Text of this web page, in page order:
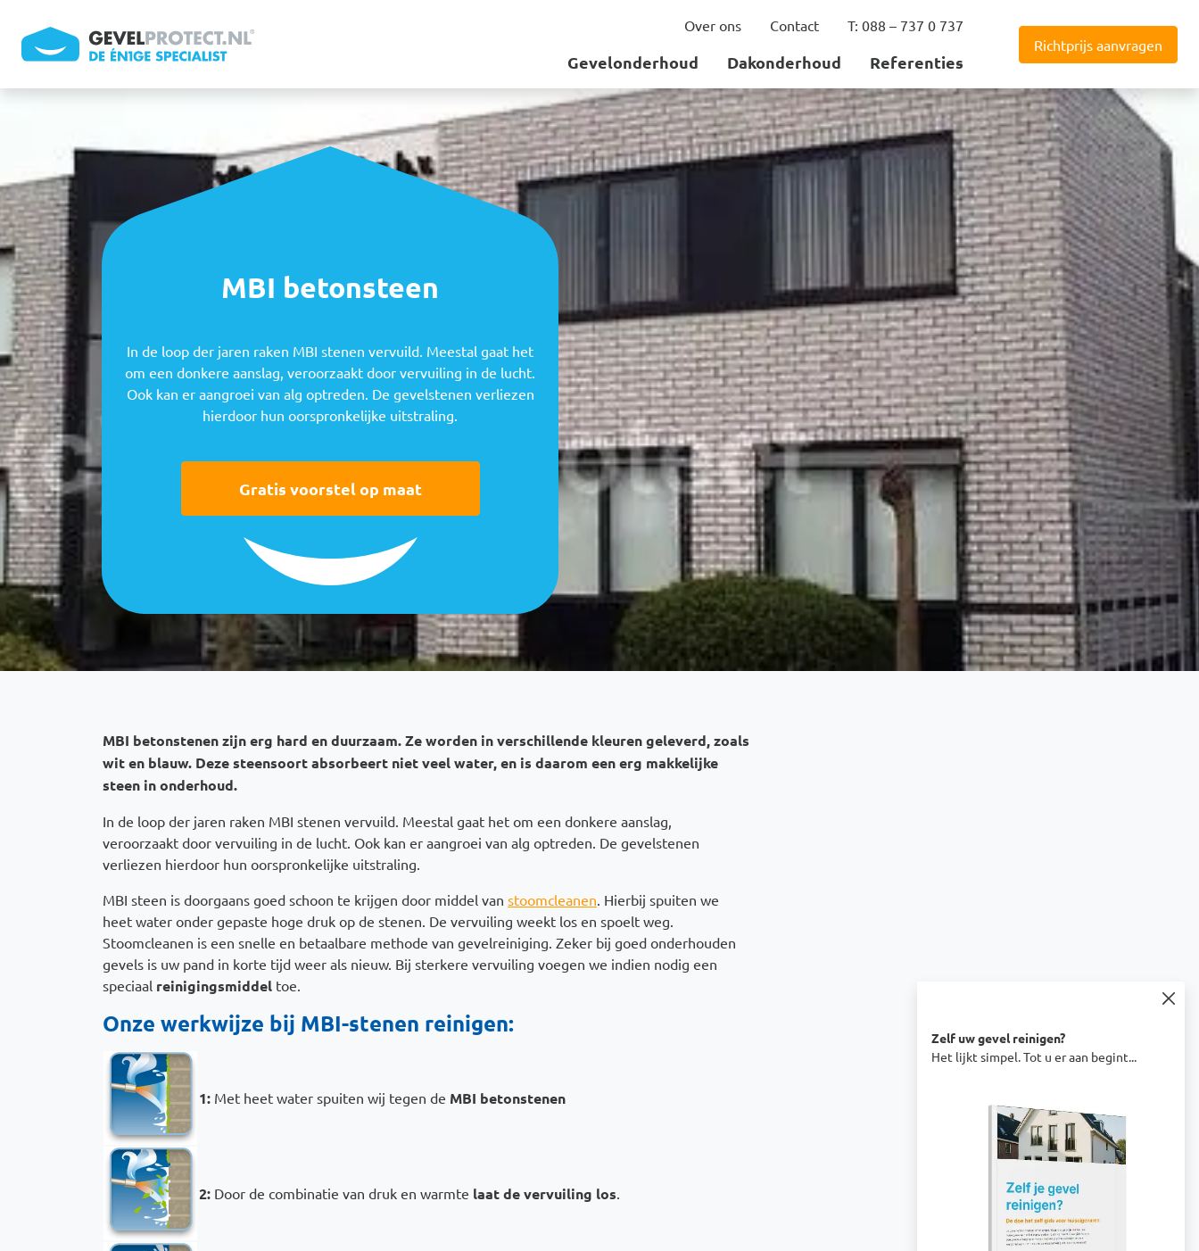
Gevelonderhoud Dakonderhoud Referenties
Over ons Contact
T: 088 – 737 0 737
Richtprijs aanvragen
Zelf uw gevel reinigen?
Het lijkt simpel. Tot u er aan begint...
MBI betonsteen
In de loop der jaren raken MBI stenen vervuild. Meestal gaat het
om een donkere aanslag, veroorzaakt door vervuiling in de lucht.
Ook kan er aangroei van alg optreden. De gevelstenen verliezen
hierdoor hun oorspronkelijke uitstraling.
Gratis voorstel op maat
MBI betonstenen zijn erg hard en duurzaam. Ze worden in verschillende kleuren geleverd, zoals
wit en blauw. Deze steensoort absorbeert niet veel water, en is daarom een erg makkelijke
steen in onderhoud.
In de loop der jaren raken MBI stenen vervuild. Meestal gaat het om een donkere aanslag,
veroorzaakt door vervuiling in de lucht. Ook kan er aangroei van alg optreden. De gevelstenen
verliezen hierdoor hun oorspronkelijke uitstraling.
MBI steen is doorgaans goed schoon te krijgen door middel van stoomcleanen. Hierbij spuiten we
heet water onder gepaste hoge druk op de stenen. De vervuiling weekt los en spoelt weg.
Stoomcleanen is een snelle en betaalbare methode van gevelreiniging. Zeker bij goed onderhouden
gevels is uw pand in korte tijd weer als nieuw. Bij sterkere vervuiling voegen we indien nodig een
speciaal reinigingsmiddel toe.
Onze werkwijze bij MBI-stenen reinigen:
1: Met heet water spuiten wij tegen de MBI betonstenen
2: Door de combinatie van druk en warmte laat de vervuiling los.